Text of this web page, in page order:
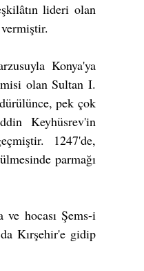
lideri olan
Konya'ya
olan Sultan I.
pek çok
Keyhüsrev'in
1247'de,
parmağı
hocası Şems-i
Kırşehir'e gidip